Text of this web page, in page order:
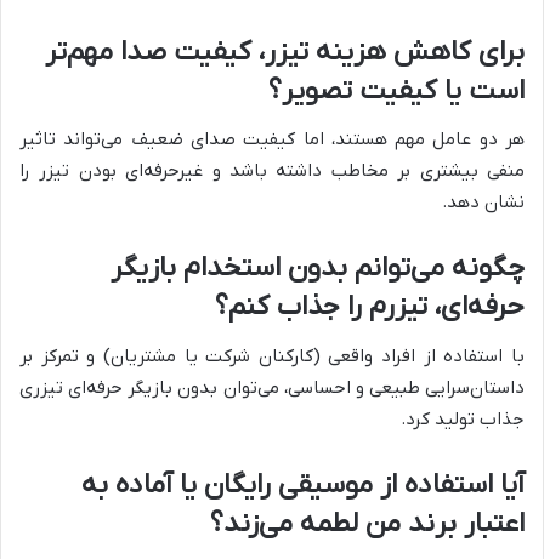
برای کاهش هزینه تیزر، کیفیت صدا مهم‌تر
است یا کیفیت تصویر؟
هر دو عامل مهم هستند، اما کیفیت صدای ضعیف می‌تواند تاثیر
منفی بیشتری بر مخاطب داشته باشد و غیرحرفه‌ای بودن تیزر را
نشان دهد.
چگونه می‌توانم بدون استخدام بازیگر
حرفه‌ای، تیزرم را جذاب کنم؟
با استفاده از افراد واقعی (کارکنان شرکت یا مشتریان) و تمرکز بر
داستان‌سرایی طبیعی و احساسی، می‌توان بدون بازیگر حرفه‌ای تیزری
جذاب تولید کرد.
آیا استفاده از موسیقی رایگان یا آماده به
اعتبار برند من لطمه می‌زند؟